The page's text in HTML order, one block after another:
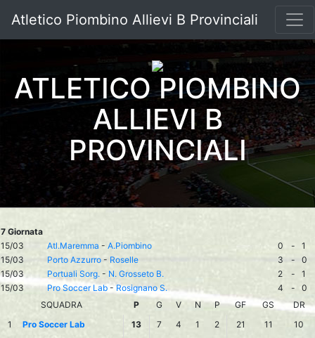
Atletico Piombino Allievi B Provinciali
ATLETICO PIOMBINO
ALLIEVI B
PROVINCIALI
7 Giornata
15/03
Atl.Maremma - A.Piombino 0 -
1
15/03
Porto Azzurro - Roselle 3 -
0
15/03
Portuali Sorg. - N. Grosseto B. 2 -
1
15/03
Pro Soccer Lab - Rosignano S. 4 -
0
SQUADRA
P G V N P GF GS
DR
1
Pro Soccer Lab 13 7 4 1 2 21 11
10